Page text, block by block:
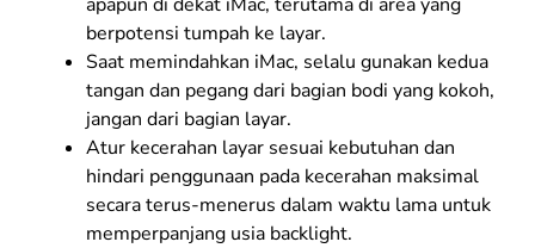
berpotensi tumpah ke layar.
Saat memindahkan iMac, selalu gunakan kedua
tangan dan pegang dari bagian bodi yang kokoh,
jangan dari bagian layar.
Atur kecerahan layar sesuai kebutuhan dan
hindari penggunaan pada kecerahan maksimal
secara terus-menerus dalam waktu lama untuk
memperpanjang usia backlight.